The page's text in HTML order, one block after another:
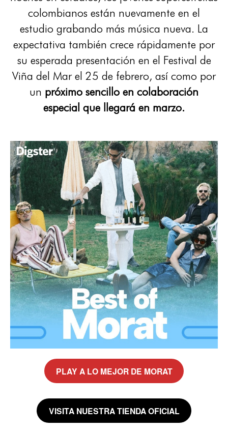
colombianos están nuevamente en el
estudio grabando más música nueva. La
expectativa también crece rápidamente por
su esperada presentación en el Festival de
Viña del Mar el 25 de febrero, así como por
un próximo sencillo en colaboración
especial que llegará en marzo.
PLAY A LO MEJOR DE MORAT
VISITA NUESTRA TIENDA OFICIAL